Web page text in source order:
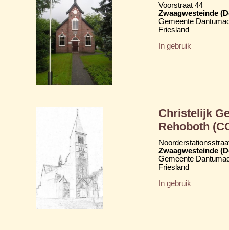
Voorstraat 44
Zwaagwesteinde
Gemeente
Friesland
In gebruik
Christelijk
Rehoboth
Zwaagwesteinde
Gemeente
Friesland
In gebruik